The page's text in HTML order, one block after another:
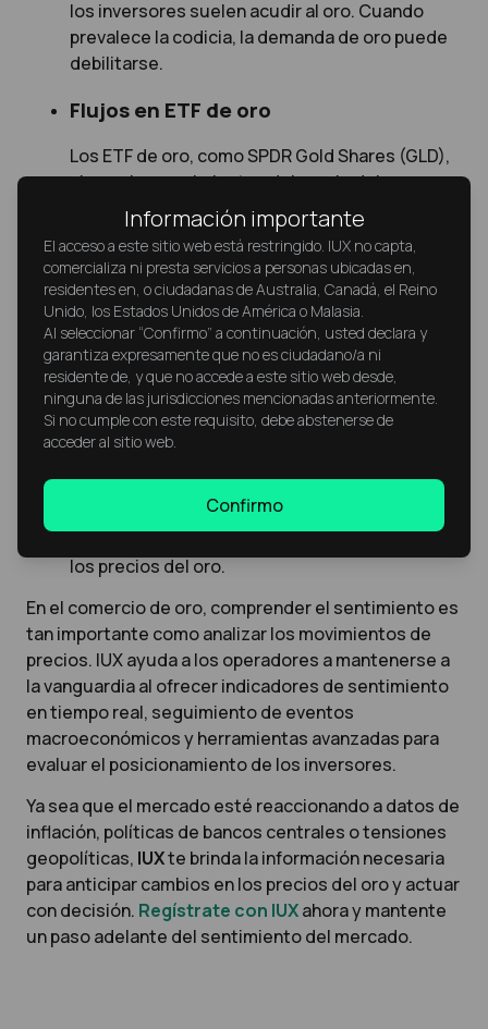
los inversores suelen acudir al oro. Cuando
prevalece la codicia, la demanda de oro puede
debilitarse.
Flujos en ETF de oro
Los ETF de oro, como SPDR Gold Shares (GLD),
siguen los movimientos del precio del oro.
Grandes entradas en los ETF de oro indican un
sentimiento alcista creciente, mientras que las
salidas sugieren una demanda decreciente.
Noticias globales e informes
económicos
Los indicadores económicos como los informes
de empleo en EE. UU., el crecimiento del PIB, los
datos de inflación y las decisiones de los
mercado. Los operadores deben mantenerse
informados sobre las tendencias
los precios del oro.
En el comercio de oro, comprender el sentimiento es
tan importante como analizar los movimientos de
precios. IUX ayuda a los operadores a mantenerse a
la vanguardia al ofrecer indicadores de sentimiento
en tiempo real, seguimiento de eventos
macroeconómicos y herramientas avanzadas para
evaluar el posicionamiento de los inversores.
Ya sea que el mercado esté reaccionando a datos de
inflación, políticas de bancos centrales o tensiones
geopolíticas, IUXte brinda la información necesaria
para anticipar cambios en los precios del oro y actuar
con decisión. Regístrate con IUXahora y mantente
un paso adelante del sentimiento del mercado.
Información importante
El acceso a este sitio web está restringido. IUX no capta,
comercializa ni presta servicios a personas ubicadas en,
residentes en, o ciudadanas de Australia, Canadá, el Reino
Unido, los Estados Unidos de América o Malasia.
Al seleccionar “Confirmo” a continuación, usted declara y
garantiza expresamente que no es ciudadano/a ni
residente de, y que no accede a este sitio web desde,
ninguna de las jurisdicciones mencionadas anteriormente.
Si no cumple con este requisito, debe abstenerse de
acceder al sitio web.
Confirmo